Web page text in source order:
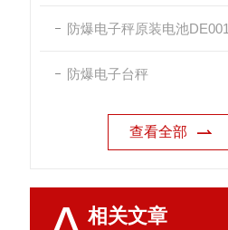
防爆电子秤原装电池DE001
防爆电子台秤
查看全部
相关文章